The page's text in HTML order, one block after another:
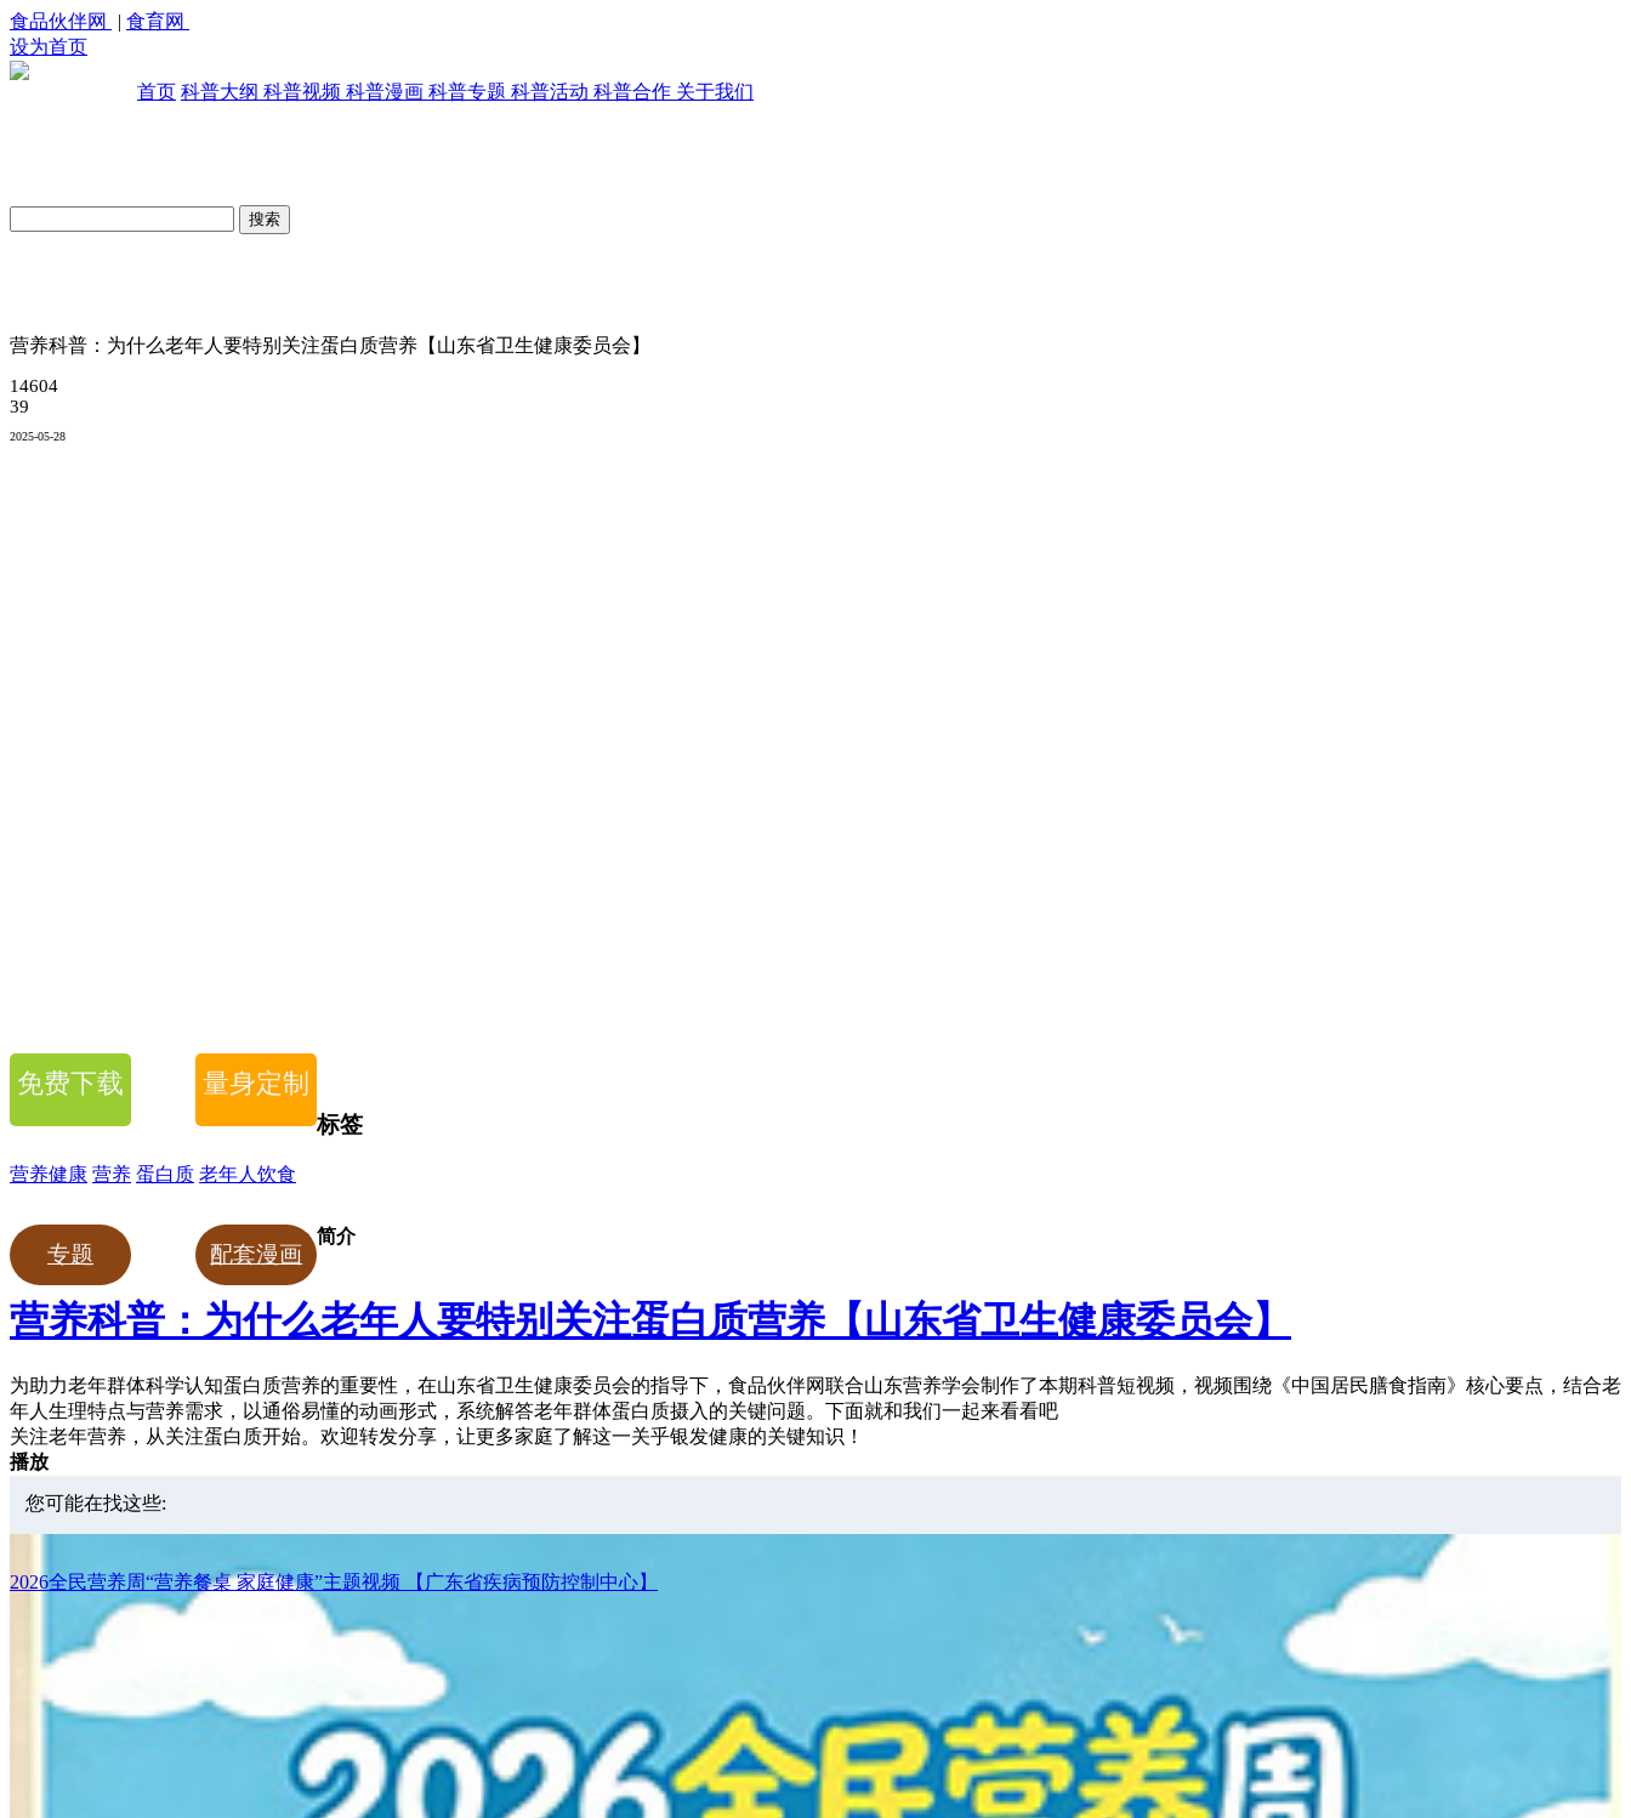
食品伙伴网 | 食育网
设为首页
首页 科普大纲 科普视频 科普漫画 科普专题 科普活动 科普合作 关于我们
营养科普：为什么老年人要特别关注蛋白质营养【山东省卫生健康委员会】
14604
39
2025-05-28
免费下载 量身定制
标签
营养健康 营养 蛋白质 老年人饮食
专题 配套漫画
简介
营养科普：为什么老年人要特别关注蛋白质营养【山东省卫生健康委员会】
为助力老年群体科学认知蛋白质营养的重要性，在山东省卫生健康委员会的指导下，食品伙伴网联合山东营养学会制作了本期科普短视频，视频围绕《中国居民膳食指南》核心要点，结合老
年人生理特点与营养需求，以通俗易懂的动画形式，系统解答老年群体蛋白质摄入的关键问题。下面就和我们一起来看看吧
关注老年营养，从关注蛋白质开始。欢迎转发分享，让更多家庭了解这一关乎银发健康的关键知识！
播放
您可能在找这些:
2026全民营养周“营养餐桌 家庭健康”主题视频 【广东省疾病预防控制中心】